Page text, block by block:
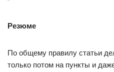
Резюме
По общему правилу статьи
только потом на пункты и